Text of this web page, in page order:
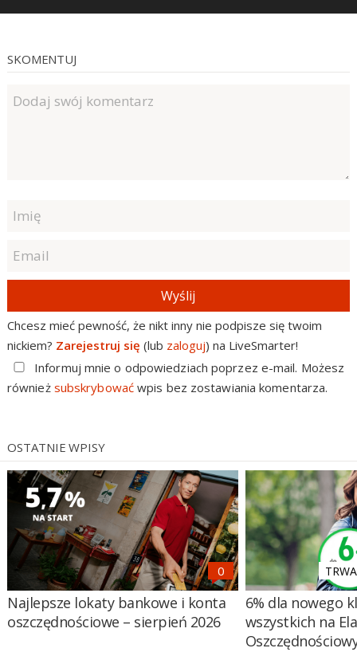
SKOMENTUJ
Wyślij
Chcesz mieć pewność, że nikt inny nie podpisze się twoim
nickiem? Zarejestruj się (lub zaloguj) na LiveSmarter!
Informuj mnie o odpowiedziach poprzez e-mail. Możesz
również subskrybowaćwpis bez zostawiania komentarza.
OSTATNIE WPISY
Najlepsze lokaty bankowe i konta
oszczędnościowe – sierpień 2026
6% dla nowego
wszystkich na